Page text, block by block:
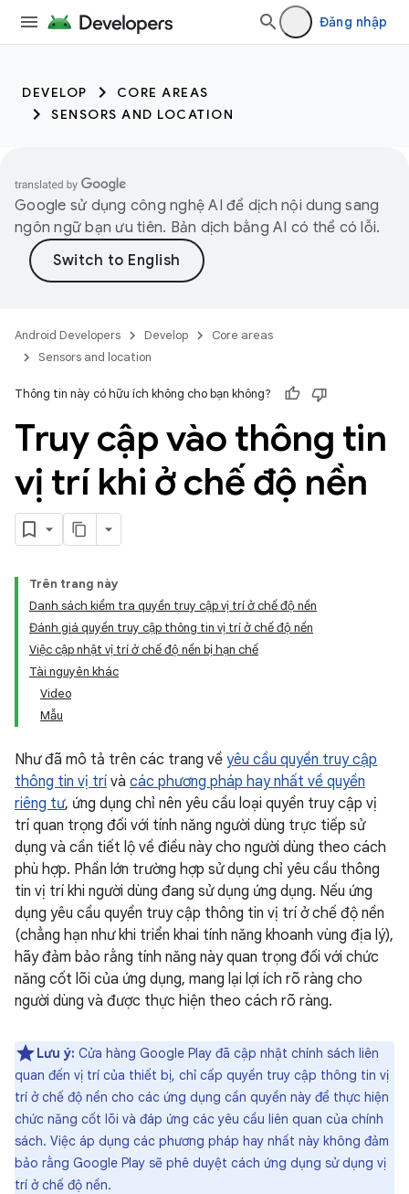
Đăng nhập
DEVELOP
CORE AREAS
SENSORS AND LOCATION
Google sử dụng công nghệ AI để dịch nội dung sang
ngôn ngữ bạn ưu tiên. Bản dịch bằng AI có thể có lỗi.
Android Developers Develop
Core areas
Sensors and location
Thông tin này có hữu ích không cho bạn không?
Truy cập vào thông tin
vị trí khi ở chế độ nền
Trên trang này
Danh sách kiểm tra quyền truy cập vị trí ở chế độ nền
Đánh giá quyền truy cập thông tin vị trí ở chế độ nền
Việc cập nhật vị trí ở chế độ nền bị hạn chế
Tài nguyên khác
Video
Mẫu
Như đã mô tả trên các trang về yêu cầu quyền truy cập
thông tin vị trí và các phương pháp hay nhất về quyền
riêng tư, ứng dụng chỉ nên yêu cầu loại quyền truy cập vị
trí quan trọng đối với tính năng người dùng trực tiếp sử
dụng và cần tiết lộ về điều này cho người dùng theo cách
phù hợp. Phần lớn trường hợp sử dụng chỉ yêu cầu thông
tin vị trí khi người dùng đang sử dụng ứng dụng. Nếu ứng
dụng yêu cầu quyền truy cập thông tin vị trí ở chế độ nền
(chẳng hạn như khi triển khai tính năng khoanh vùng địa lý),
hãy đảm bảo rằng tính năng này quan trọng đối với chức
năng cốt lõi của ứng dụng, mang lại lợi ích rõ ràng cho
người dùng và được thực hiện theo cách rõ ràng.
Lưu ý: Cửa hàng Google Play đã cập nhật chính sách liên
quan đến vị trí của thiết bị, chỉ cấp quyền truy cập thông tin vị
trí ở chế độ nền cho các ứng dụng cần quyền này để thực hiện
chức năng cốt lõi và đáp ứng các yêu cầu liên quan của chính
sách. Việc áp dụng các phương pháp hay nhất này không đảm
bảo rằng Google Play sẽ phê duyệt cách ứng dụng sử dụng vị
trí ở chế độ nền.